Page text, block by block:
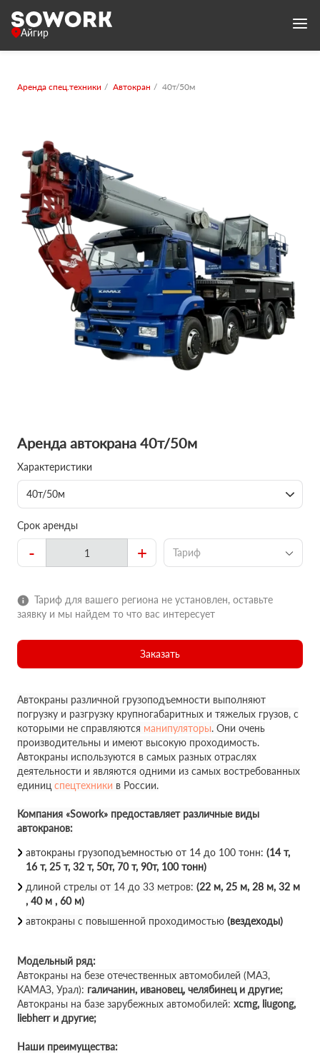
Айгир
Аренда спец.техники Автокран 40т/50м
Аренда автокрана 40т/50м
Характеристики
40т/50м
Срок аренды
- + Тариф
Тариф для вашего региона не установлен, оставьте
заявку и мы найдем то что вас интересует
Заказать
Автокраны различной грузоподъемности выполняют
погрузку и разгрузку крупногабаритных и тяжелых грузов, с
которыми не справляются манипуляторы. Они очень
производительны и имеют высокую проходимость.
Автокраны используются в самых разных отраслях
деятельности и являются одними из самых востребованных
единиц спецтехники в России.
Компания «Sowork» предоставляет различные виды
автокранов:
автокраны грузоподъемностью от 14 до 100 тонн: (14 т,
16 т, 25 т, 32 т, 50т, 70 т, 90т, 100 тонн)
длиной стрелы от 14 до 33 метров: (22 м, 25 м, 28 м, 32 м
, 40 м , 60 м)
автокраны с повышенной проходимостью (вездеходы)
Модельный ряд:
Автокраны на безе отечественных автомобилей (МАЗ,
КАМАЗ, Урал): галичанин, ивановец, челябинец и другие;
Автокраны на базе зарубежных автомобилей: xcmg, liugong,
liebherr и другие;
Наши преимущества: